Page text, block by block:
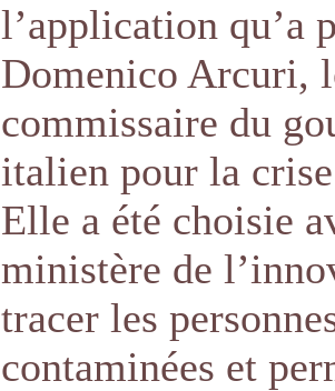
l’application qu’a
Domenico Arcuri,
commissaire du
italien pour la
Elle a été choisie
ministère de
tracer les
contaminées et